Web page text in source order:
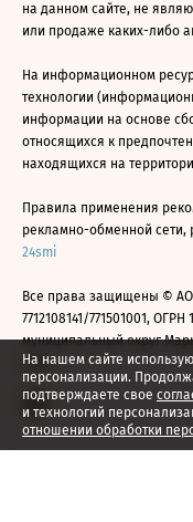
На нашем сайте
персонализации.
подтверждаете свое
и технологий
отношении обработки
на данном сайте, не
или продаже каких-либо
На информационном
технологии
информации на основе
относящихся к
находящихся на
Правила применения
рекламно-обменной
24smi
Все права защищены ©
7712108141/771501001, ОГРН
муниципальный округ
2026